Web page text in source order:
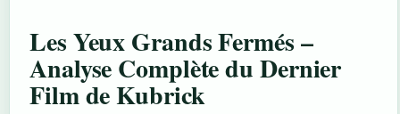
Les Yeux Grands Fermés –
Analyse Complète du Dernier
Film de Kubrick